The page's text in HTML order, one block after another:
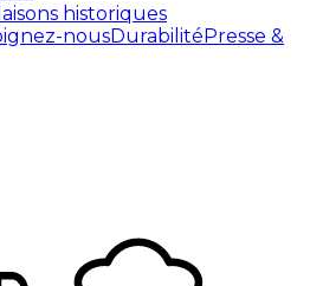
historiques
nousDurabilitéPresse &